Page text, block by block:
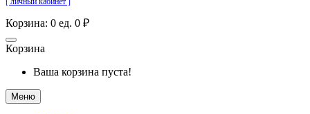
Корзина: 0 ед. 0 ₽
Корзина
Ваша корзина пуста!
Меню